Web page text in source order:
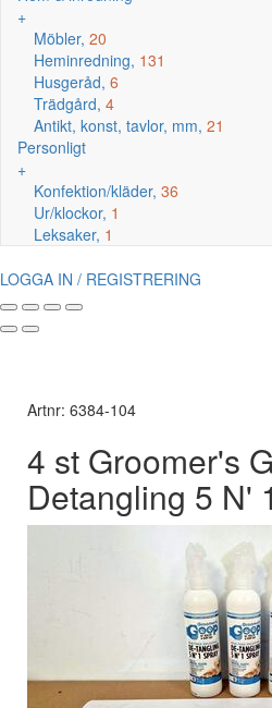
+
Möbler, 20
Heminredning, 131
Husgeråd, 6
Trädgård, 4
Antikt, konst, tavlor, mm, 21
Personligt
+
Konfektion/kläder, 36
Ur/klockor, 1
Leksaker, 1
LOGGA IN / REGISTRERING
Artnr: 6384-104
4 st Groomer's
Detangling 5 N'